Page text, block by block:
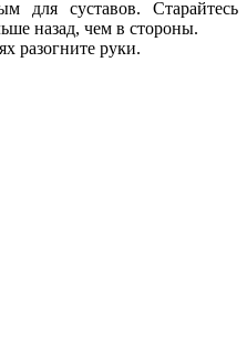
для суставов. Старайтесь
назад, чем в стороны.
разогните руки.